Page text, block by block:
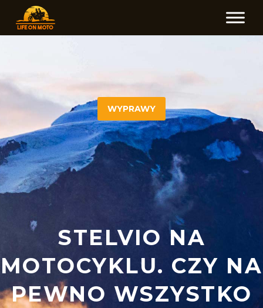
WYPRAWY
STELVIO NA
MOTOCYKLU. CZY NA
PEWNO WSZYSTKO